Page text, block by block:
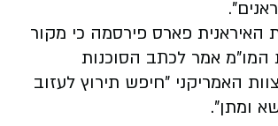
האיראנית פארס פירסמה כי מקור
המו"מ אמר לכתב הסוכנות
האמריקני "חיפש תירוץ לעזוב
ומתן".